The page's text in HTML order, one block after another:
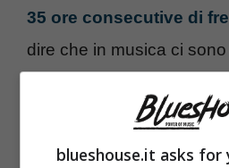
35 ore consecutive di
dire che in musica ci
sul palco per ben12 ore
cantando davanti al
blueshouse.it asks